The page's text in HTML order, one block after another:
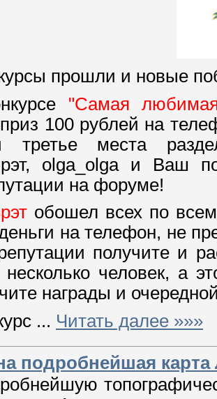
прошли и новые
"Самая
100 рублей на
места
olga_olga и Ваш
на форуме!
обошел всех по
на телефон, не
получите и
человек, а
награды и
... Читать далее »»»
подробнейшая